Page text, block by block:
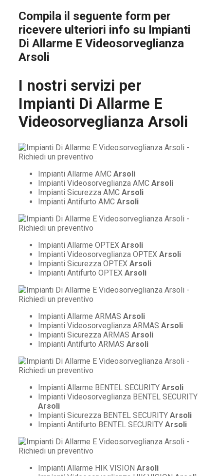
Compila il seguente form per
ricevere ulteriori info su Impianti
Di Allarme E Videosorveglianza
Arsoli
I nostri servizi per
Impianti Di Allarme E
Videosorveglianza Arsoli
Impianti Allarme AMC Arsoli
Impianti Videosorveglianza AMC Arsoli
Impianti Sicurezza AMC Arsoli
Impianti Antifurto AMC Arsoli
Impianti Allarme OPTEX Arsoli
Impianti Videosorveglianza OPTEX Arsoli
Impianti Sicurezza OPTEX Arsoli
Impianti Antifurto OPTEX Arsoli
Impianti Allarme ARMAS Arsoli
Impianti Videosorveglianza ARMAS Arsoli
Impianti Sicurezza ARMAS Arsoli
Impianti Antifurto ARMAS Arsoli
Impianti Allarme BENTEL SECURITY Arsoli
Impianti Videosorveglianza BENTEL SECURITY
Arsoli
Impianti Sicurezza BENTEL SECURITY Arsoli
Impianti Antifurto BENTEL SECURITY Arsoli
Impianti Allarme HIK VISION Arsoli